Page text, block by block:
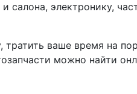
салона, электронику,
ваше время на
можно найти